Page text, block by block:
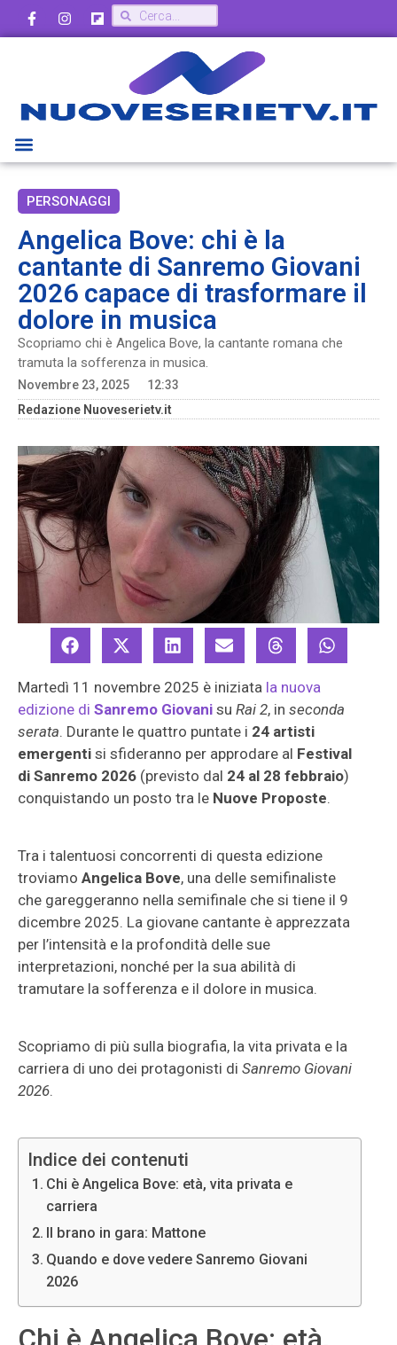
PERSONAGGI
Angelica Bove: chi è la
cantante di Sanremo Giovani
2026 capace di trasformare il
dolore in musica
Scopriamo chi è Angelica Bove, la cantante romana che
tramuta la sofferenza in musica.
Novembre 23, 2025
12:33
Redazione Nuoveserietv.it
Martedì 11 novembre 2025 è iniziata la nuova
edizione di Sanremo Giovani su Rai 2, in seconda
serata. Durante le quattro puntate i 24 artisti
emergenti si sfideranno per approdare al Festival
di Sanremo 2026 (previsto dal 24 al 28 febbraio)
conquistando un posto tra le Nuove Proposte.
Tra i talentuosi concorrenti di questa edizione
troviamo Angelica Bove, una delle semifinaliste
che gareggeranno nella semifinale che si tiene il 9
dicembre 2025. La giovane cantante è apprezzata
per l’intensità e la profondità delle sue
interpretazioni, nonché per la sua abilità di
tramutare la sofferenza e il dolore in musica.
Scopriamo di più sulla biografia, la vita privata e la
carriera di uno dei protagonisti di Sanremo Giovani
2026.
Indice dei contenuti
Chi è Angelica Bove: età, vita privata e
carriera
Il brano in gara: Mattone
Quando e dove vedere Sanremo Giovani
2026